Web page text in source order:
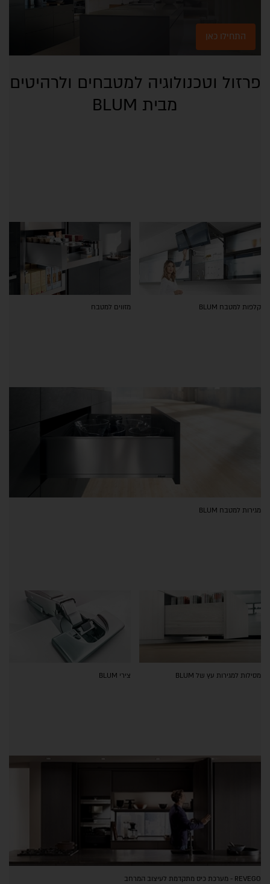
התחילו כאן
פרזול וטכנולוגיה למטבחים ולרהיטים
מבית BLUM
קלפות למטבח BLUM מזווים למטבח
מגירות למטבח BLUM
מסילות למגירות עץ של BLUM צירי BLUM
REVEGO - מערכת כיס מתקדמת לעיצוב המרחב